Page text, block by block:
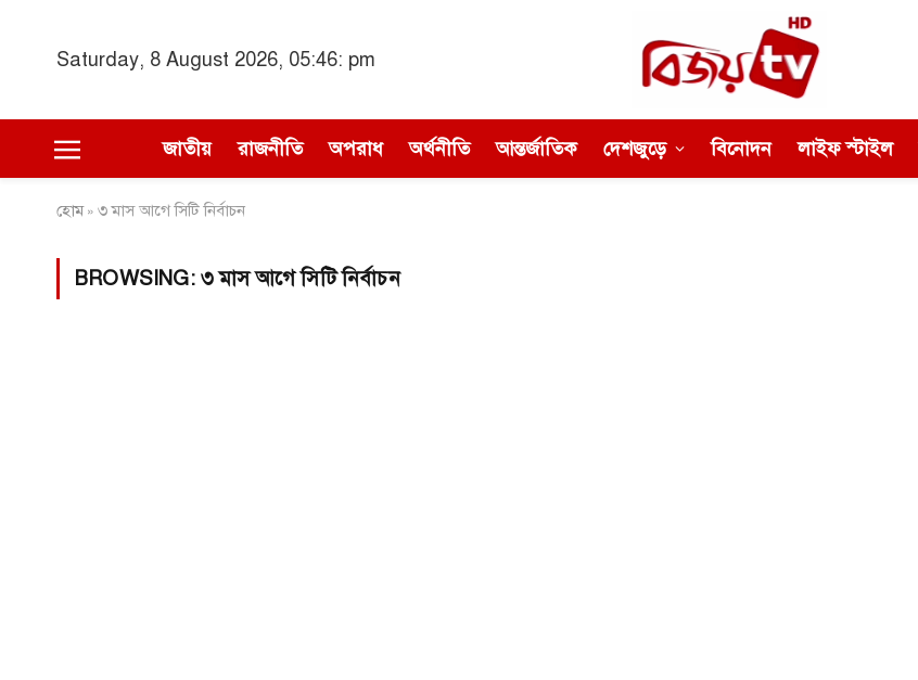
Saturday, 8 August 2026, 05:46: pm
জাতীয় রাজনীতি অপরাধ অর্থনীতি আন্তর্জাতিক দেশজুড়ে বিনোদন লাইফ স্টাইল
হোম» ৩ মাস আগে সিটি নির্বাচন
BROWSING: ৩ মাস আগে সিটি নির্বাচন